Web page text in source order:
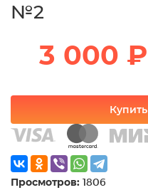
№2
3 000 ₽
Купить
Просмотров: 1806